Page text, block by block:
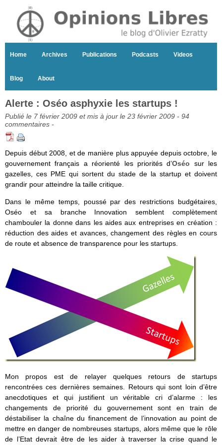
Home Archives Publications Podcasts Videos
Blog About
Alerte : Oséo asphyxie les startups !
Publié le 7 février 2009 et mis à jour le 23 février 2009 - 94
commentaires -
Depuis début 2008, et de manière plus appuyée depuis octobre, le
gouvernement français a réorienté les priorités d’Oséo sur les
gazelles, ces PME qui sortent du stade de la startup et doivent
grandir pour atteindre la taille critique.
Dans le même temps, poussé par des restrictions budgétaires,
Oséo et sa branche Innovation semblent complètement
chambouler la donne dans les aides aux entreprises en création :
réduction des aides et avances, changement des règles en cours
de route et absence de transparence pour les startups.
Mon propos est de relayer quelques retours de startups
rencontrées ces dernières semaines. Retours qui sont loin d’être
anecdotiques et qui justifient un véritable cri d’alarme : les
changements de priorité du gouvernement sont en train de
déstabiliser la chaîne du financement de l’innovation au point de
mettre en danger de nombreuses startups, alors même que le rôle
de l’Etat devrait être de les aider à traverser la crise quand le